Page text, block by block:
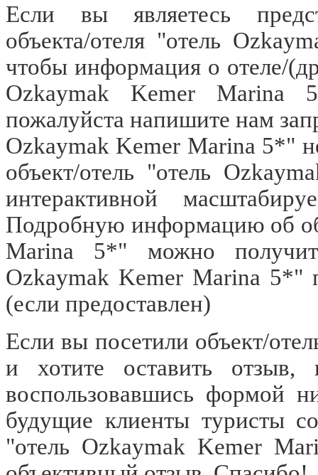
Если вы являетесь
объекта/отеля "отель
чтобы информация о отеле/
Ozkaymak Kemer Marina
пожалуйста напишите нам
Ozkaymak Kemer Marina 5*"
объект/отель "отель
интерактивной
Подробную информацию об
Marina 5*" можно
Ozkaymak Kemer Marina 5*"
(если предоставлен)
Если вы посетили объект/
и хотите оставить отзыв,
воспользовавшись формой
будущие клиенты туристы
"отель Ozkaymak Kemer